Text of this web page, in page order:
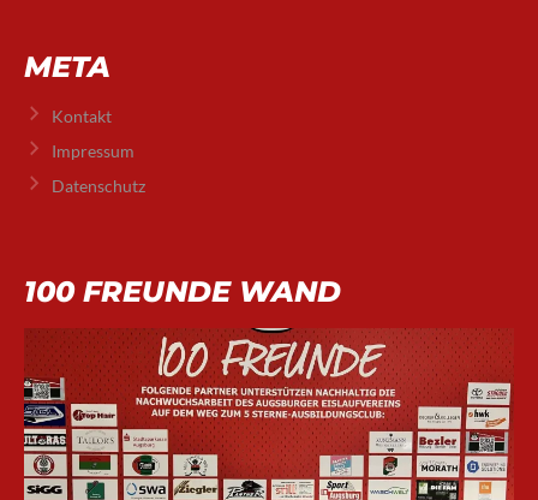
META
Kontakt
Impressum
Datenschutz
100 FREUNDE WAND